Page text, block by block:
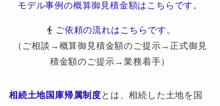
モデル事例の概算御見積金額はこちらです。
ご依頼の流れはこちらです。
（ご相談→概算御見積金額のご提示→正式御見
積金額のご提示→業務着手）
相続土地国庫帰属制度 とは、相続した土地を国